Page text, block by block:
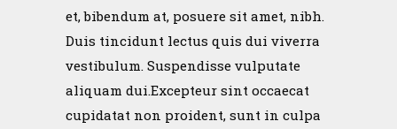
et, bibendum at, posuere sit amet, nibh.
Duis tincidunt lectus quis dui viverra
vestibulum. Suspendisse vulputate
aliquam dui.Excepteur sint occaecat
cupidatat non proident, sunt in culpa